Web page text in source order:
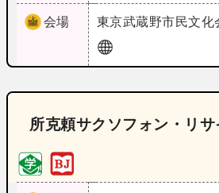
会場 東京武蔵野市民文化
所克頼サクソフォン・リ